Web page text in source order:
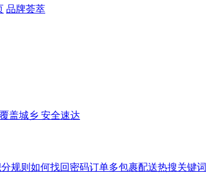
品牌荟萃
覆盖城乡 安全速达
规则 如何找回密码订单多包裹配送热搜关键词